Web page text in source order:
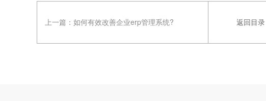
上一篇： 如何有效改善企业erp管理系统? 返回目录